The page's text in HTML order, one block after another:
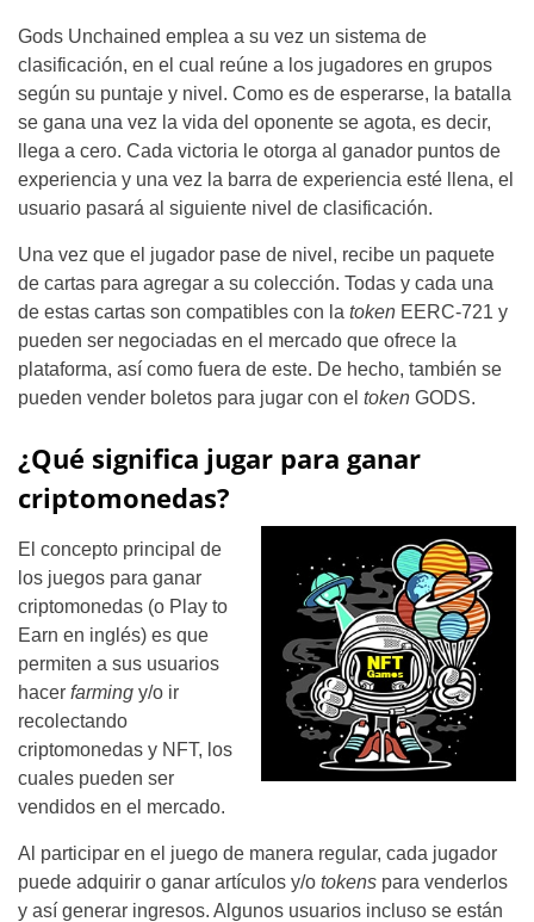
Gods Unchained emplea a su vez un sistema de
clasificación, en el cual reúne a los jugadores en grupos
según su puntaje y nivel. Como es de esperarse, la batalla
se gana una vez la vida del oponente se agota, es decir,
llega a cero. Cada victoria le otorga al ganador puntos de
experiencia y una vez la barra de experiencia esté llena, el
usuario pasará al siguiente nivel de clasificación.
Una vez que el jugador pase de nivel, recibe un paquete
de cartas para agregar a su colección. Todas y cada una
de estas cartas son compatibles con la token EERC-721 y
pueden ser negociadas en el mercado que ofrece la
plataforma, así como fuera de este. De hecho, también se
pueden vender boletos para jugar con el token GODS.
¿Qué significa jugar para ganar
criptomonedas?
El concepto principal de
los juegos para ganar
criptomonedas (o Play to
Earn en inglés) es que
permiten a sus usuarios
hacer farming y/o ir
recolectando
criptomonedas y NFT, los
cuales pueden ser
vendidos en el mercado.
Al participar en el juego de manera regular, cada jugador
puede adquirir o ganar artículos y/o tokens para venderlos
y así generar ingresos. Algunos usuarios incluso se están